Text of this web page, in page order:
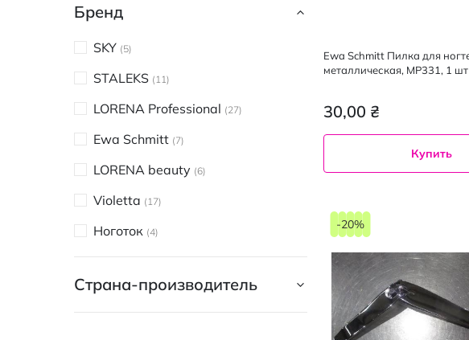
Ewa Schmitt Пилка для
металлическая, МР331, 1 шт
30,00 ₴
Купить
-20%
Бренд
SKY 5
STALEKS 11
LORENA Professional 27
Ewa Schmitt 7
LORENA beauty 6
Violetta 17
Ноготок 4
Страна-производитель